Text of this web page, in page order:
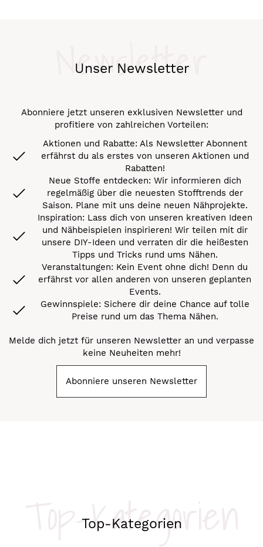
Unser Newsletter
Newsletter
Abonniere jetzt unseren exklusiven Newsletter und
profitiere von zahlreichen Vorteilen:
Aktionen und Rabatte: Als Newsletter Abonnent
erfährst du als erstes von unseren Aktionen und
Rabatten!
Neue Stoffe entdecken: Wir informieren dich
regelmäßig über die neuesten Stofftrends der
Saison. Plane mit uns deine neuen Nähprojekte.
Inspiration: Lass dich von unseren kreativen Ideen
und Nähbeispielen inspirieren! Wir teilen mit dir
unsere DIY-Ideen und verraten dir die heißesten
Tipps und Tricks rund ums Nähen.
Veranstaltungen: Kein Event ohne dich! Denn du
erfährst vor allen anderen von unseren geplanten
Events.
Gewinnspiele: Sichere dir deine Chance auf tolle
Preise rund um das Thema Nähen.
Melde dich jetzt für unseren Newsletter an und verpasse
keine Neuheiten mehr!
Abonniere unseren Newsletter
Top-Kategorien
Top-Kategorien